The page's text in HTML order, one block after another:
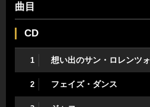
曲目
CD
1 想い出のサン・ロレンツォ
2 フェイズ・ダンス